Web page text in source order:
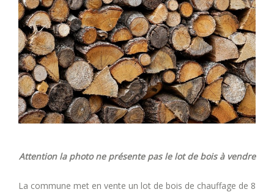
Attention la photo ne présente pas le lot de bois à vendre
La commune met en vente un lot de bois de chauffage de 8